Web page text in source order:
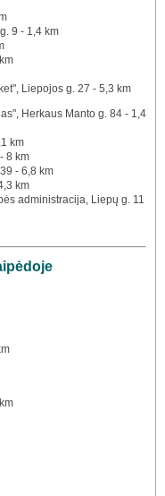
9 - 1,4 km
Liepojos g. 27 - 5,3 km
Herkaus Manto g. 84 - 1,4
km
8 km
- 6,8 km
km
administracija, Liepų g. 11